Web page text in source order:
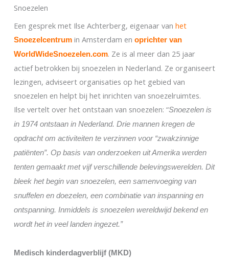
Snoezelen
Een gesprek met Ilse Achterberg, eigenaar van het
Snoezelcentrum in Amsterdam en oprichter van
WorldWideSnoezelen.com. Ze is al meer dan 25 jaar
actief betrokken bij snoezelen in Nederland. Ze organiseert
lezingen, adviseert organisaties op het gebied van
snoezelen en helpt bij het inrichten van snoezelruimtes.
Ilse vertelt over het ontstaan van snoezelen: “Snoezelen is
in 1974 ontstaan in Nederland. Drie mannen kregen de
opdracht om activiteiten te verzinnen voor “zwakzinnige
patiënten”. Op basis van onderzoeken uit Amerika werden
tenten gemaakt met vijf verschillende belevingswerelden. Dit
bleek het begin van snoezelen, een samenvoeging van
snuffelen en doezelen, een combinatie van inspanning en
ontspanning. Inmiddels is snoezelen wereldwijd bekend en
wordt het in veel landen ingezet.”
Medisch kinderdagverblijf (MKD)